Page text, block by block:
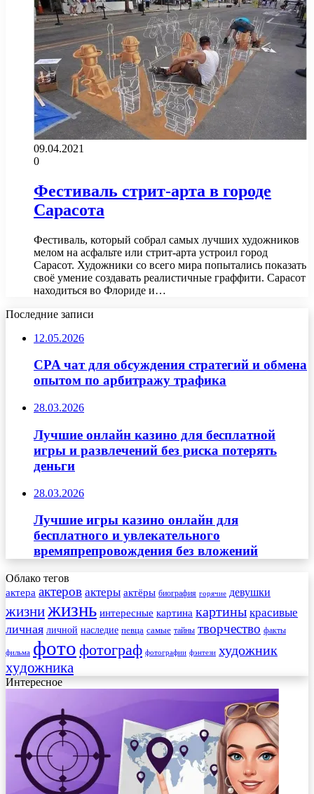
09.04.2021
0
Фестиваль стрит-арта в городе
Сарасота
Фестиваль, который собрал самых лучших художников
мелом на асфальте или стрит-арта устроил город
Сарасот. Художники со всего мира попытались показать
своё умение создавать реалистичные граффити. Сарасот
находиться во Флориде и…
Последние записи
12.05.2026
CPA чат для обсуждения стратегий и обмена
опытом по арбитражу трафика
28.03.2026
Лучшие онлайн казино для бесплатной
игры и развлечений без риска потерять
деньги
28.03.2026
Лучшие игры казино онлайн для
бесплатного и увлекательного
времяпрепровождения без вложений
Облако тегов
актера актеров актеры актёры биография горячие девушки
жизнижизнь интересные картина картины красивые
личная личной наследие певца самые тайны творчество факты
фильма фото фотограф фотографии фэнтези художник
художника
Интересное